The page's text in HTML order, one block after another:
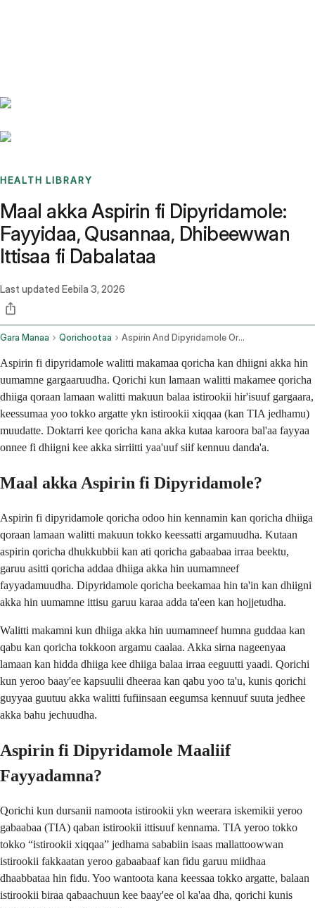
HEALTH LIBRARY
Maal akka Aspirin fi Dipyridamole:
Fayyidaa, Qusannaa, Dhibeewwan
Ittisaa fi Dabalataa
Last updated Eebila 3, 2026
Gara Manaa Qorichootaa Aspirin And Dipyridamole Oral Route
Aspirin fi dipyridamole walitti makamaa qoricha kan dhiigni akka hin
uumamne gargaaruudha. Qorichi kun lamaan walitti makamee qoricha
dhiiga qoraan lamaan walitti makuun balaa istirookii hir'isuuf gargaara,
keessumaa yoo tokko argatte ykn istirookii xiqqaa (kan TIA jedhamu)
muudatte. Doktarri kee qoricha kana akka kutaa karoora bal'aa fayyaa
onnee fi dhiigni kee akka sirriitti yaa'uuf siif kennuu danda'a.
Maal akka Aspirin fi Dipyridamole?
Aspirin fi dipyridamole qoricha odoo hin kennamin kan qoricha dhiiga
qoraan lamaan walitti makuun tokko keessatti argamuudha. Kutaan
aspirin qoricha dhukkubbii kan ati qoricha gabaabaa irraa beektu,
garuu asitti qoricha addaa dhiiga akka hin uumamneef
fayyadamuudha. Dipyridamole qoricha beekamaa hin ta'in kan dhiigni
akka hin uumamne ittisu garuu karaa adda ta'een kan hojjetudha.
Walitti makamni kun dhiiga akka hin uumamneef humna guddaa kan
qabu kan qoricha tokkoon argamu caalaa. Akka sirna nageenyaa
lamaan kan hidda dhiiga kee dhiiga balaa irraa eeguutti yaadi. Qorichi
kun yeroo baay'ee kapsuulii dheeraa kan qabu yoo ta'u, kunis qorichi
guyyaa guutuu akka walitti fufiinsaan eegumsa kennuuf suuta jedhee
akka bahu jechuudha.
Aspirin fi Dipyridamole Maaliif
Fayyadamna?
Qorichi kun dursanii namoota istirookii ykn weerara iskemikii yeroo
gabaabaa (TIA) qaban istirookii ittisuuf kennama. TIA yeroo tokko
tokko “istirookii xiqqaa” jedhama sababiin isaas mallattoowwan
istirookii fakkaatan yeroo gabaabaaf kan fidu garuu miidhaa
dhaabbataa hin fidu. Yoo wantoota kana keessaa tokko argatte, balaan
istirookii biraa qabaachuun kee baay'ee ol ka'aa dha, qorichi kunis